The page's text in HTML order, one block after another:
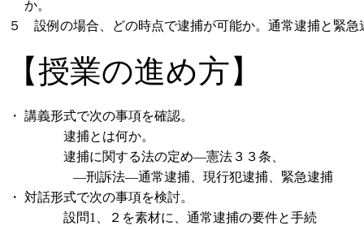
か。
５
設例の場合、どの時点で逮捕が可能か。通常逮捕と緊
【授業の進め方】
・ 講義形式で次の事項を確認。
逮捕とは何か。
逮捕に関する法の定め―憲法３３条、
―刑訴法―通常逮捕、現行犯逮捕、緊急逮捕
・ 対話形式で次の事項を検討。
設問1、２を素材に、通常逮捕の要件と手続